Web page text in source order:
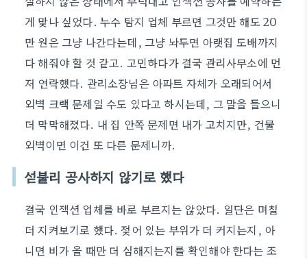
게 맞나 싶었다. 누수 탐지 업체 부르면 그것만 해도 20
만 원은 그냥 나간다는데, 그냥 놔두면 아랫집 도배까지
다 해줘야 할 것 같고. 고민하다가 결국 관리사무소에 먼
저 연락했다. 관리소장님은 아파트 자체가 오래되어서
외벽 크랙 문제일 수도 있다고 하시는데, 그 말을 들으니
더 막막해졌다. 내 집 안쪽 문제면 내가 고치지만, 건물
외벽이면 이건 또 다른 문제니까.
섣불리 공사하지 않기로 했다
결국 인젝션 업체를 바로 부르지는 않았다. 일단은 며칠
더 지켜보기로 했다. 젖어 있는 부위가 더 커지는지, 아
니면 비가 올 때만 더 심해지는지를 확인해야 한다는 조